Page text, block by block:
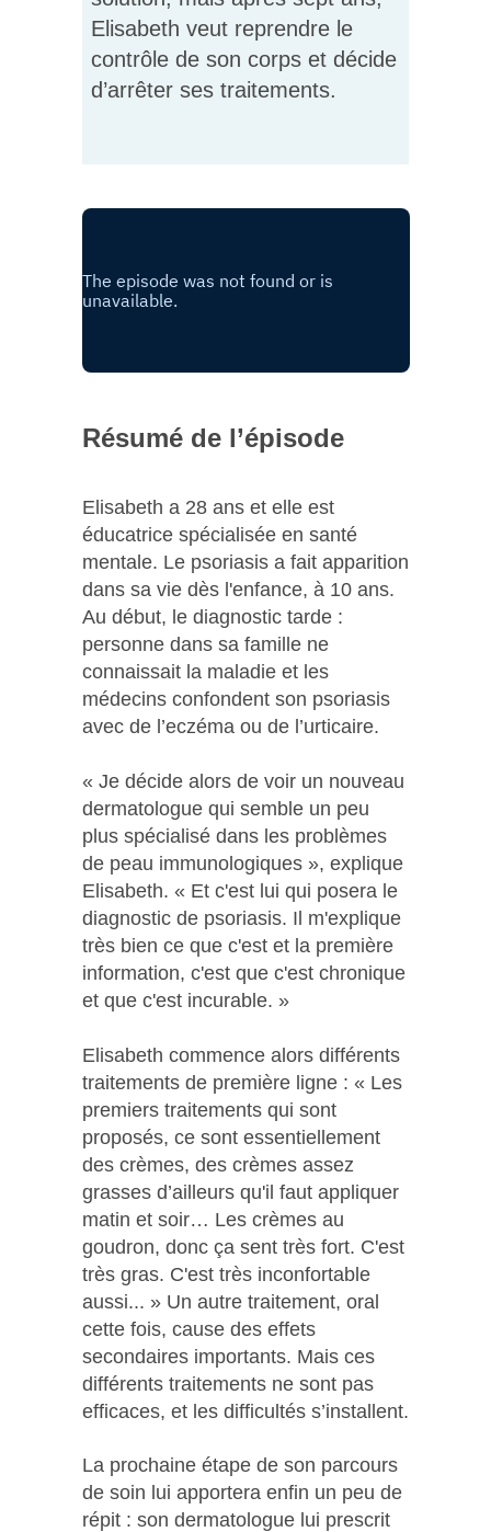
Elisabeth veut reprendre le
contrôle de son corps et décide
d’arrêter ses traitements.
Résumé de l’épisode
Elisabeth a 28 ans et elle est
éducatrice spécialisée en santé
mentale. Le psoriasis a fait apparition
dans sa vie dès l'enfance, à 10 ans.
Au début, le diagnostic tarde :
personne dans sa famille ne
connaissait la maladie et les
médecins confondent son psoriasis
avec de l’eczéma ou de l’urticaire.
« Je décide alors de voir un nouveau
dermatologue qui semble un peu
plus spécialisé dans les problèmes
de peau immunologiques », explique
Elisabeth. « Et c'est lui qui posera le
diagnostic de psoriasis. Il m'explique
très bien ce que c'est et la première
information, c'est que c'est chronique
et que c'est incurable. »
Elisabeth commence alors différents
traitements de première ligne : « Les
premiers traitements qui sont
proposés, ce sont essentiellement
des crèmes, des crèmes assez
grasses d’ailleurs qu'il faut appliquer
matin et soir… Les crèmes au
goudron, donc ça sent très fort. C'est
très gras. C'est très inconfortable
aussi... » Un autre traitement, oral
cette fois, cause des effets
secondaires importants. Mais ces
différents traitements ne sont pas
efficaces, et les difficultés s’installent.
La prochaine étape de son parcours
de soin lui apportera enfin un peu de
répit : son dermatologue lui prescrit